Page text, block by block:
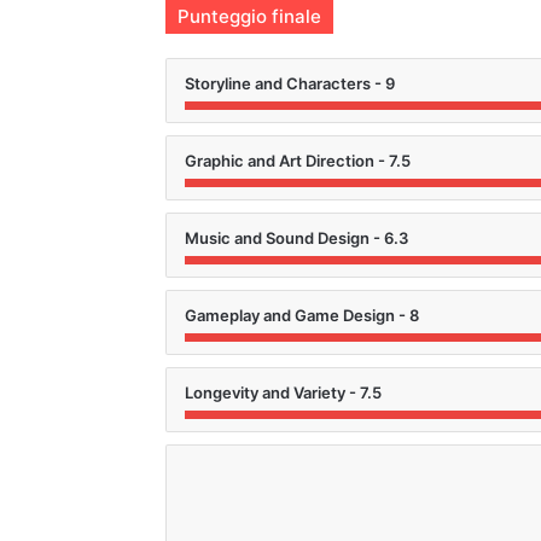
Punteggio finale
Storyline and Characters - 9
Graphic and Art Direction - 7.5
Music and Sound Design - 6.3
Gameplay and Game Design - 8
Longevity and Variety - 7.5